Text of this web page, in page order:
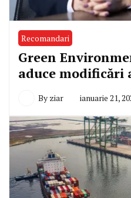
Recomandari
Green
aduce modificări
By ziar ianuarie 21,